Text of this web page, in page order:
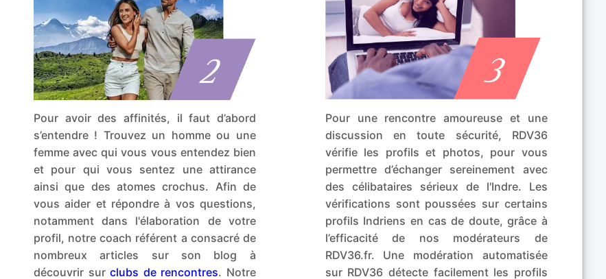
Pour avoir des affinités, il faut d’abord
s’entendre ! Trouvez un homme ou une
femme avec qui vous vous entendez bien
et pour qui vous sentez une attirance
ainsi que des atomes crochus. Afin de
vous aider et répondre à vos questions,
notamment dans l'élaboration de votre
profil, notre coach référent a consacré de
nombreux articles sur son blog à
découvrir surclubs de rencontres. Notre
Pour une rencontre amoureuse et une
discussion en toute sécurité, RDV36
vérifie les profils et photos, pour vous
permettre d’échanger sereinement avec
des célibataires sérieux de l'Indre. Les
vérifications sont poussées sur certains
profils Indriens en cas de doute, grâce à
l’efficacité de nos modérateurs de
RDV36.fr. Une modération automatisée
sur RDV36 détecte facilement les profils